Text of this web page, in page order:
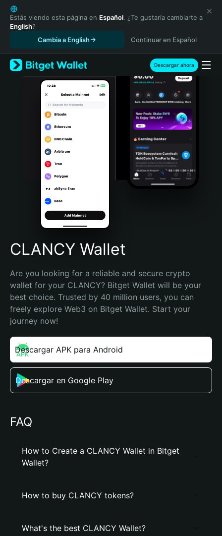
English
日本語
Tiếng Việt
Español (Latinoamérica)
Türkçe
Italiano
Português (Portugal)
Bahasa Indonesia
Português (Brasil)
Español (Argentina)
Estás viendo esta página en Español. ¿Te gustaría cambiarte a
English?
Cambia a English
Continuar en Español
Descargar ahora
CLANCY Wallet
Are you looking for a reliable and secure crypto
wallet for your CLANCY? Bitget Wallet will be your
best choice. Trusted by 40 million users, you can
freely explore Web3 on Bitget Wallet. Start your
journey now!
Descargar APK para Android
Descargar en Google Play
FAQ
How to Create a CLANCY Wallet in Bitget
Wallet?
How to buy CLANCY tokens?
What's the best CLANCY Wallet?